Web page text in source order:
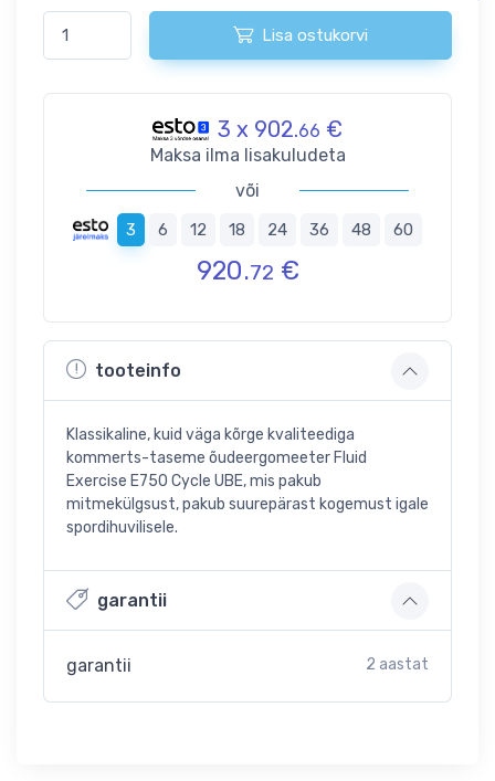
Lisa ostukorvi
3 x 902.66 €
Maksa ilma lisakuludeta
või
3 6 12 18 24 36 48 60
920.72 €
tooteinfo
Klassikaline, kuid väga kõrge kvaliteediga
kommerts-taseme õudeergomeeter Fluid
Exercise E750 Cycle UBE, mis pakub
mitmekülgsust, pakub suurepärast kogemust igale
spordihuvilisele.
garantii
garantii 2 aastat